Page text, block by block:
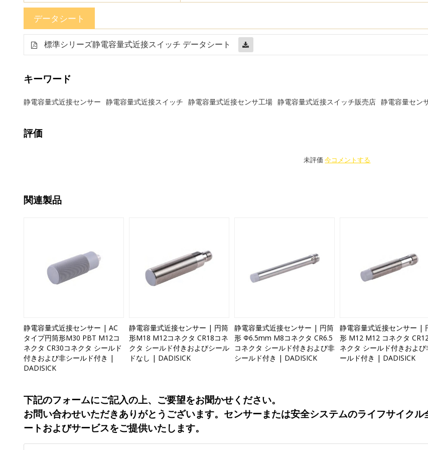
データシート
標準シリーズ静電容量式近接スイッチ データシート
キーワード
静電容量式近接センサー 静電容量式近接スイッチ 静電容量式近接センサ工場 静電容量式近接スイッチ販売店 静電容量セン
評価
未評価今コメントする
関連製品
静電容量式近接センサー | AC
タイプ円筒形M30 PBT M12コ
ネクタ CR30コネクタ シールド
付きおよび非シールド付き |
DADISICK
静電容量式近接センサー | 円筒
形M18 M12コネクタ CR18コネ
クタ シールド付きおよびシール
ドなし | DADISICK
静電容量式近接センサー | 円筒
形 Φ6.5mm M8コネクタ CR6.5
コネクタ シールド付きおよび非
シールド付き | DADISICK
静電容量式近接センサー |
形 M12 M12 コネクタ
ネクタ シールド付きおよび
ールド付き | DADISICK
下記のフォームにご記入の上、ご要望をお聞かせください。
お問い合わせいただきありがとうございます。センサーまたは安全システムのライフサイク
ートおよびサービスをご提供いたします。